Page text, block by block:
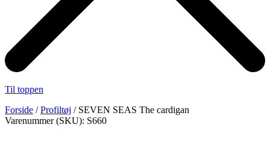
Til toppen
Forside /Profiltøj / SEVEN SEAS The cardigan
Varenummer (SKU): S660